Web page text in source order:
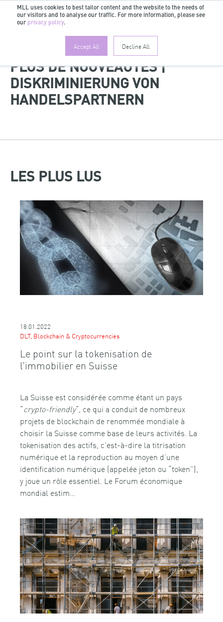
MLL uses cookies to best tailor content and the website to the needs of
our visitors and to analyse our traffic. For more information, please see
our privacy policy.
Accept All Decline All
FR
PLUS DE NOUVEAUTÉS |
DISKRIMINIERUNG VON
HANDELSPARTNERN
LES PLUS LUS
18.01.2022
DLT, Blockchain & Cryptocurrencies
Le point sur la tokenisation de
l’immobilier en Suisse
La Suisse est considérée comme étant un pays
“crypto-friendly“, ce qui a conduit de nombreux
projets de blockchain de renommée mondiale à
choisir la Suisse comme base de leurs activités. La
tokenisation des actifs, c’est-à-dire la titrisation
numérique et la reproduction au moyen d’une
identification numérique (appelée jeton ou “token”),
y joue un rôle essentiel. Le Forum économique
mondial estim…